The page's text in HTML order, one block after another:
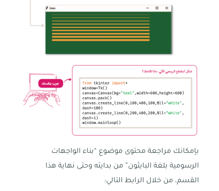
بإمكانك مراجعة محتوى موضوع “بناء الواجهات
الرسومية بلغة البايثون” من بدايته وحتى نهاية هذا
القسم، من خلال الرابط التالي: